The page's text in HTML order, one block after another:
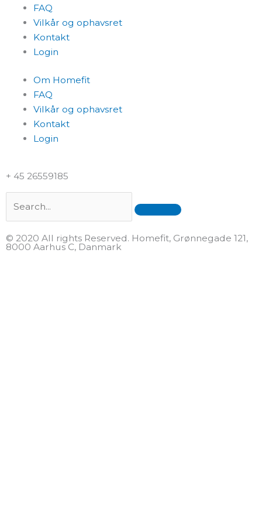
FAQ
Vilkår og ophavsret
Kontakt
Login
Om Homefit
FAQ
Vilkår og ophavsret
Kontakt
Login
+ 45 26559185
© 2020 All rights Reserved. Homefit, Grønnegade 121,
8000 Aarhus C, Danmark